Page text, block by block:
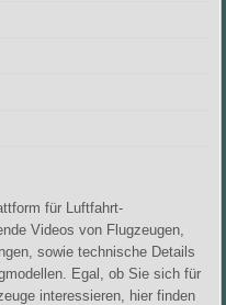
für Luftfahrt-
Videos von Flugzeugen,
sowie technische Details
Egal, ob Sie sich für
interessieren, hier finden